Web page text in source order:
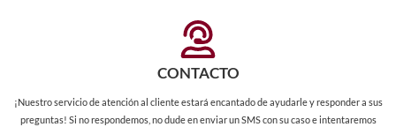
CONTACTO
¡Nuestro servicio de atención al cliente estará encantado de ayudarle y responder a sus
preguntas! Si no respondemos, no dude en enviar un SMS con su caso e intentaremos